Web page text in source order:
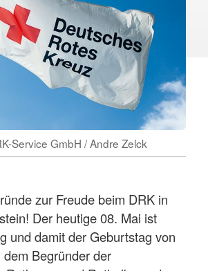
Service GmbH / Andre Zelck
zur Freude beim DRK in
Der heutige 08. Mai ist
und damit der Geburtstag von
Begründer der